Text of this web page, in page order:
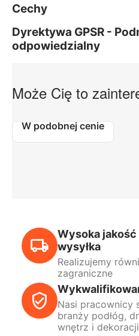
Cechy
Dyrektywa GPSR -
odpowiedzialny
Może Cię to
W podobnej cenie
Wysoka
wysyłka
Realizujemy
zagraniczne
Nasi pracownicy
branży podłóg,
wnętrz i dekoracji